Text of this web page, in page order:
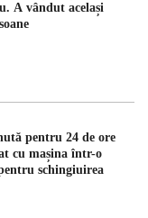
A vândut același
pentru 24 de ore
cu mașina într-o
schingiuirea